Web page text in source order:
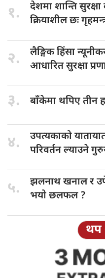
१. देशमा शान्ति
क्रियाशील छः
२. लैङ्गिक हिंसा
आधारित सुरक्षा
३. बाँकेमा थपिएतीन
४. उपत्यकाको
परिवर्तन ल्याउने
५. झलनाथ खनालर
भयाे छलफल ?
थप